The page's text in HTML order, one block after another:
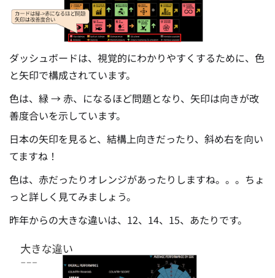
ダッシュボードは、視覚的にわかりやすくするために、色
と矢印で構成されています。
色は、緑 → 赤、になるほど問題となり、矢印は向きが改
善度合いを示しています。
日本の矢印を見ると、結構上向きだったり、斜め右を向い
てますね！
色は、赤だったりオレンジがあったりしますね。。。ちょ
っと詳しく見てみましょう。
昨年からの大きな違いは、12、14、15、あたりです。